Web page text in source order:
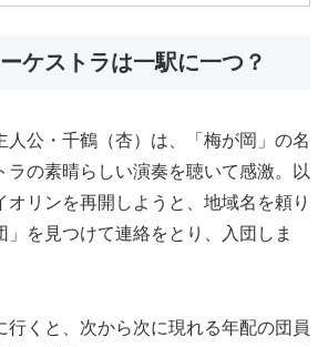
ケストラは一駅に一つ？
人公・千鶴（杏）は、「梅が岡」の名
ラの素晴らしい演奏を聴いて感激。以
オリンを再開しようと、地域名を頼り
」を見つけて連絡をとり、入団しま
行くと、次から次に現れる年配の団員